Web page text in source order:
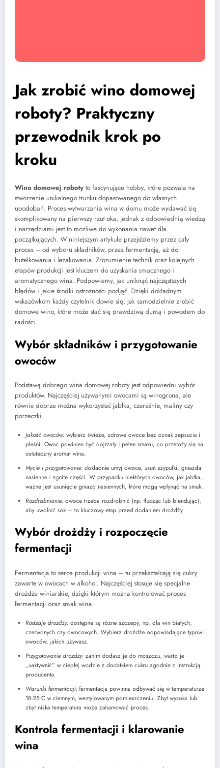
Jak zrobić wino domowej
roboty? Praktyczny
przewodnik krok po
kroku
Wino domowej roboty to fascynujące hobby, które pozwala na
stworzenie unikalnego trunku dopasowanego do własnych
upodobań. Proces wytwarzania wina w domu może wydawać się
skomplikowany na pierwszy rzut oka, jednak z odpowiednią wiedzą
i narzędziami jest to możliwe do wykonania nawet dla
początkujących. W niniejszym artykule przejdziemy przez cały
proces – od wyboru składników, przez fermentację, aż do
butelkowania i leżakowania. Zrozumienie technik oraz kolejnych
etapów produkcji jest kluczem do uzyskania smacznego i
aromatycznego wina. Podpowiemy, jak uniknąć najczęstszych
błędów i jakie środki ostrożności podjąć. Dzięki dokładnym
wskazówkom każdy czytelnik dowie się, jak samodzielnie zrobić
domowe wino, które może stać się prawdziwą dumą i powodem do
radości.
Wybór składników i przygotowanie
owoców
Podstawą dobrego wina domowej roboty jest odpowiedni wybór
produktów. Najczęściej używanymi owocami są winogrona, ale
równie dobrze można wykorzystać jabłka, czereśnie, maliny czy
porzeczki.
Jakość owoców: wybierz świeże, zdrowe owoce bez oznak zepsucia i
pleśni. Owoc powinien być dojrzały i pełen smaku, co przełoży się na
ostateczny aromat wina.
Mycie i przygotowanie: dokładnie umyj owoce, usuń szypułki, gniazda
nasienne i zgnite części. W przypadku niektórych owoców, jak jabłka,
ważne jest usunięcie gniazd nasiennych, które mogą wpłynąć na smak.
Rozdrabnianie: owoce trzeba rozdrobnić (np. tłucząc lub blendując),
aby uwolnić sok – to kluczowy etap przed dodaniem drożdży.
Wybór drożdży i rozpoczęcie
fermentacji
Fermentacja to serce produkcji wina – tu przekształcają się cukry
zawarte w owocach w alkohol. Najczęściej stosuje się specjalne
drożdże winiarskie, dzięki którym można kontrolować proces
fermentacji oraz smak wina.
Rodzaje drożdży: dostępne są różne szczepy, np. dla win białych,
czerwonych czy owocowych. Wybierz drożdże odpowiadające typowi
owoców, jakich używasz.
Przygotowanie drożdży: zanim dodasz je do moszczu, warto je
„uaktywnić” w ciepłej wodzie z dodatkiem cukru zgodnie z instrukcją
producenta.
Warunki fermentacji: fermentacja powinna odbywać się w temperaturze
18-25°C w ciemnym, wentylowanym pomieszczeniu. Zbyt wysoka lub
zbyt niska temperatura może zahamować proces.
Kontrola fermentacji i klarowanie
wina